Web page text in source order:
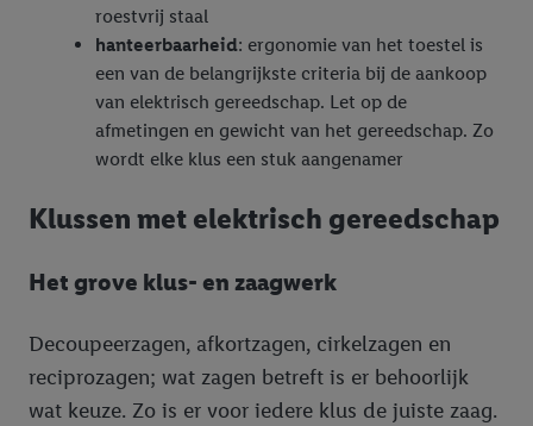
roestvrij staal
hanteerbaarheid: ergonomie van het toestel is
een van de belangrijkste criteria bij de aankoop
van elektrisch gereedschap. Let op de
afmetingen en gewicht van het gereedschap. Zo
wordt elke klus een stuk aangenamer
Klussen met elektrisch gereedschap
Het grove klus- en zaagwerk
Decoupeerzagen, afkortzagen, cirkelzagen en
reciprozagen; wat zagen betreft is er behoorlijk
wat keuze. Zo is er voor iedere klus de juiste zaag.